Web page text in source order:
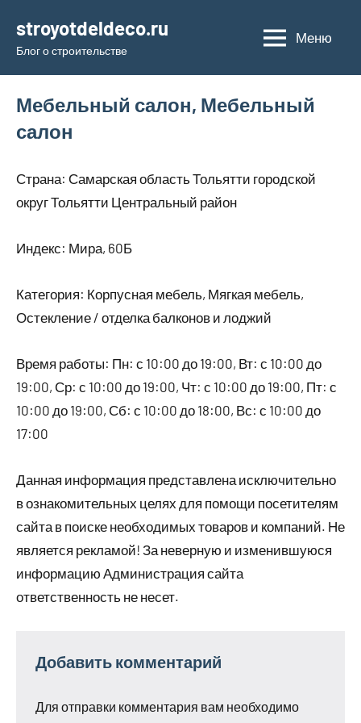
содержимому
stroyotdeldeco.ru
Блог о строительстве
Меню
Мебельный салон, Мебельный
салон
Страна: Самарская область Тольятти городской
округ Тольятти Центральный район
Индекс: Мира, 60Б
Категория: Корпусная мебель, Мягкая мебель,
Остекление / отделка балконов и лоджий
Время работы: Пн: с 10:00 до 19:00, Вт: с 10:00 до
19:00, Ср: с 10:00 до 19:00, Чт: с 10:00 до 19:00, Пт: с
10:00 до 19:00, Сб: с 10:00 до 18:00, Вс: с 10:00 до
17:00
Данная информация представлена исключительно
в ознакомительных целях для помощи посетителям
сайта в поиске необходимых товаров и компаний. Не
является рекламой! За неверную и изменившуюся
информацию Администрация сайта
ответственность не несет.
Добавить комментарий
Для отправки комментария вам необходимо